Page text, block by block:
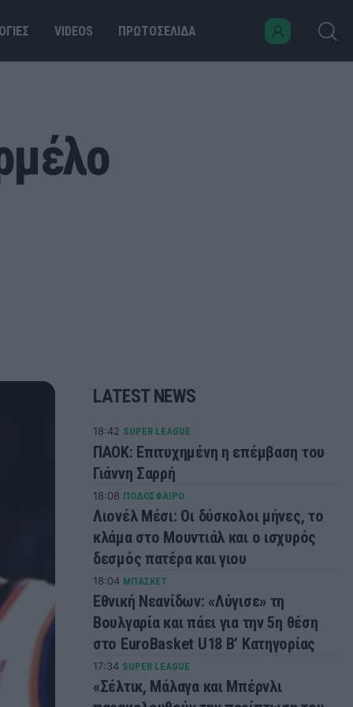
VIDEOS ΠΡΩΤΟΣΕΛΙΔΑ
LATEST NEWS
18:42 SUPER LEAGUE
ΠΑΟΚ: Επιτυχημένη η επέμβαση του
Γιάννη Σαρρή
18:08 ΠΟΔΟΣΦΑΙΡΟ
Λιονέλ Μέσι: Οι δύσκολοι μήνες, το
κλάμα στο Μουντιάλ και ο ισχυρός
δεσμός πατέρα και γιου
18:04 ΜΠΑΣΚΕΤ
Εθνική Νεανίδων: «Λύγισε» τη
Βουλγαρία και πάει για την 5η θέση
στο EuroBasket U18 Β’ Κατηγορίας
17:34 SUPER LEAGUE
«Σέλτικ, Μάλαγα και Μπέρνλι